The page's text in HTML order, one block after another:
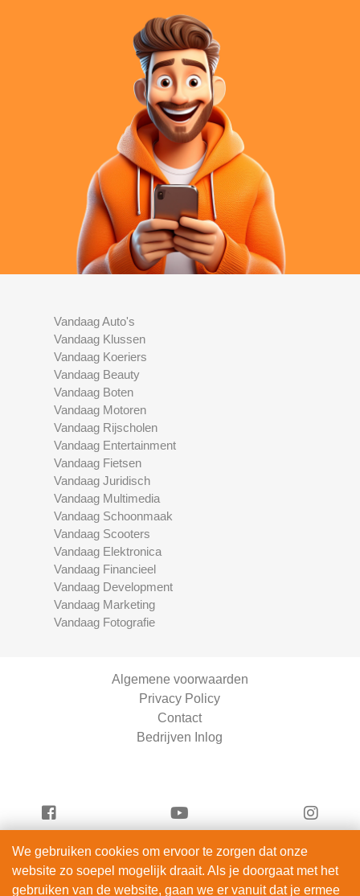
Vandaag Auto's
Vandaag Klussen
Vandaag Koeriers
Vandaag Beauty
Vandaag Boten
Vandaag Motoren
Vandaag Rijscholen
Vandaag Entertainment
Vandaag Fietsen
Vandaag Juridisch
Vandaag Multimedia
Vandaag Schoonmaak
Vandaag Scooters
Vandaag Elektronica
Vandaag Financieel
Vandaag Development
Vandaag Marketing
Vandaag Fotografie
Algemene voorwaarden
Privacy Policy
Contact
Bedrijven Inlog
Vandaag Fietsen is onderdeel van
ServiceRight B.V. | KVK 90914872
We gebruiken cookies om ervoor te zorgen dat onze
website zo soepel mogelijk draait. Als je doorgaat met het
gebruiken van de website, gaan we er vanuit dat je ermee